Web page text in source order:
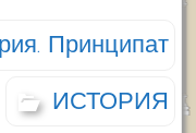
Принципат
ИСТОРИЯ